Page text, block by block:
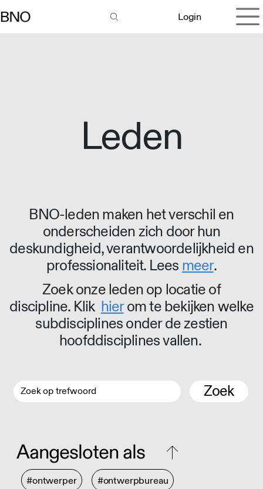
Login
Leden
BNO-leden maken het verschil en
onderscheiden zich door hun
deskundigheid, verantwoordelijkheid en
professionaliteit. Lees meer.
Zoek onze leden op locatie of
discipline. Klik hierom te bekijken welke
subdisciplines onder de zestien
hoofddisciplines vallen.
Zoek
Aangesloten als
#ontwerper #ontwerpbureau